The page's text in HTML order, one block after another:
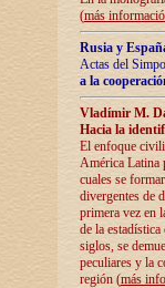
(más
Rusia y
Actas del
a la
Vladímir M.
Hacia la
El enfoque
América Latina
cuales se
divergentes de
primera vez en
de la
siglos, se
peculiares y la
región (más